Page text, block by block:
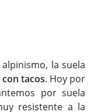
la suela
tacos. Hoy por
por suela
resistente a la